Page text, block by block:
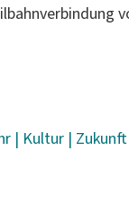
| Kultur | Zukunft